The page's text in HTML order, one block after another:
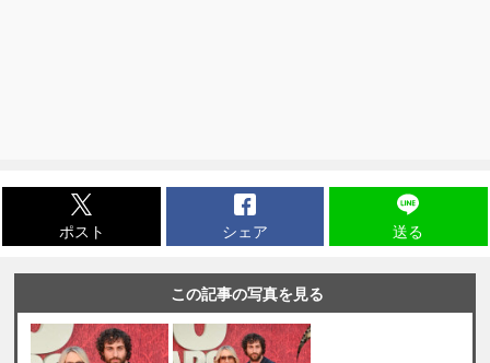
ポスト シェア 送る
この記事の写真を見る